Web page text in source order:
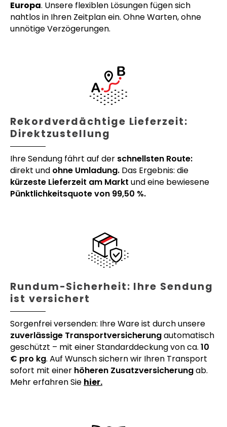
Europa. Unsere flexiblen Lösungen fügen sich
nahtlos in Ihren Zeitplan ein. Ohne Warten, ohne
unnötige Verzögerungen.
Rekordverdächtige Lieferzeit:
Direktzustellung
Ihre Sendung fährt auf der schnellsten Route:
direkt und ohne Umladung. Das Ergebnis: die
kürzeste Lieferzeit am Markt und eine bewiesene
Pünktlichkeitsquote von 99,50 %.
Rundum-Sicherheit: Ihre Sendung
ist versichert
Sorgenfrei versenden: Ihre Ware ist durch unsere
zuverlässige Transportversicherungautomatisch
geschützt – mit einer Standarddeckung von ca. 10
€ pro kg. Auf Wunsch sichern wir Ihren Transport
sofort mit einer höheren Zusatzversicherungab.
Mehr erfahren Sie hier.